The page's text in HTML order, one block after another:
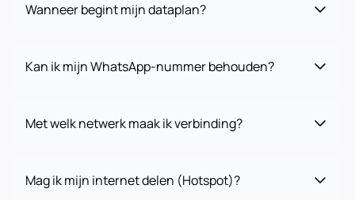
Wanneer begint mijn dataplan?
Kan ik mijn WhatsApp-nummer behouden?
Met welk netwerk maak ik verbinding?
Mag ik mijn internet delen (Hotspot)?